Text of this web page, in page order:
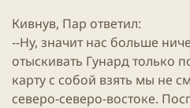
Кивнув, Пар ответил:
--Ну, значит нас больше
отыскивать Гунард только
карту с собой взять мы не
северо-северо-востоке.